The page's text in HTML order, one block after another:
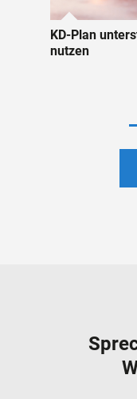
KD-Plan
nutzen